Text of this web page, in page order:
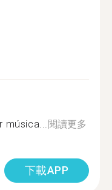
música...閱讀更多
下載APP